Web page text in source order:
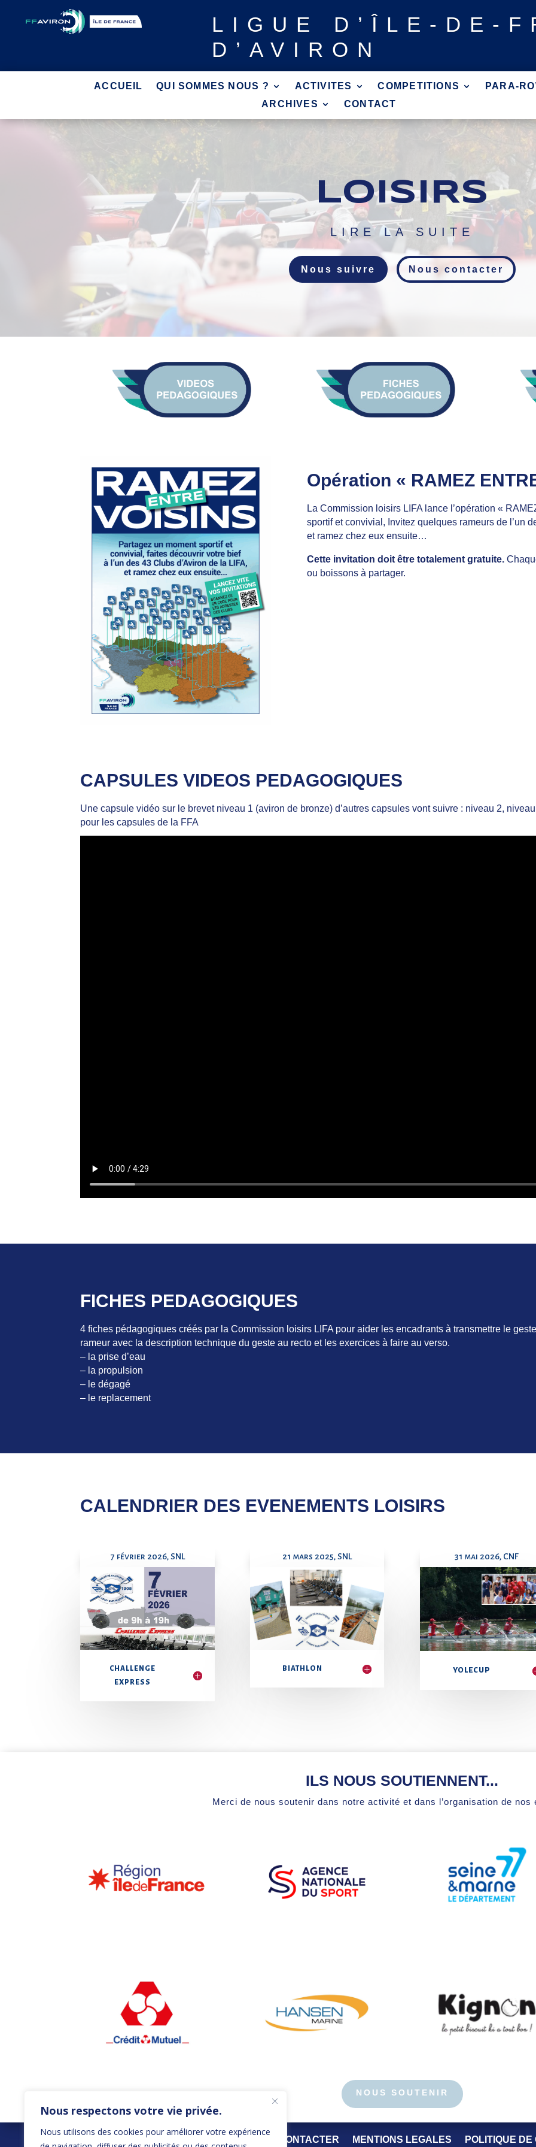
Nous respectons votre vie privée.
Nous utilisons des cookies pour améliorer votre expérience
LIGUE
D’ÎLE-DE-
D’AVIRON
ACCUEIL QUI SOMMES NOUS ? ACTIVITES COMPETITIONS
PARA-
ARCHIVES
CONTACT
LOISIRS
LIRE LA SUITE
Nous suivre Nous contacter
Opération « RAMEZ
La Commission loisirs LIFA lance l’opération «
sportif et convivial, Invitez quelques rameurs de l’un
et ramez chez eux ensuite…
Cette invitation doit être totalement gratuite.
ou boissons à partager.
CAPSULES VIDEOS PEDAGOGIQUES
Une capsule vidéo sur le brevet niveau 1 (aviron de bronze) d’autres capsules vont suivre : niveau 2,
pour les capsules de la FFA
FICHES PEDAGOGIQUES
4 fiches pédagogiques créés par la Commission loisirs LIFA pour aider les encadrants à transmettre le
rameur avec la description technique du geste au recto et les exercices à faire au verso.
– la prise d’eau
– la propulsion
– le dégagé
– le replacement
CALENDRIER DES EVENEMENTS LOISIRS
7 février 2026, SNL
CHALLENGE
EXPRESS
21 mars 2025, SNL
BIATHLON
31 mai 2026, CNF
YOLECUP
ILS NOUS SOUTIENNENT...
Merci de nous soutenir dans notre activité et dans l’organisation de nos
NOUS SOUTENIR
NOUS CONTACTER MENTIONS LEGALES POLITIQUE DE